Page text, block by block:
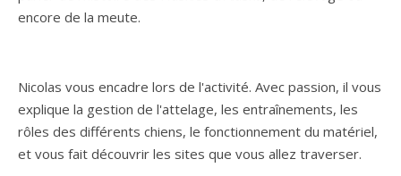
encore de la meute.
Nicolas vous encadre lors de l'activité. Avec passion, il vous
explique la gestion de l'attelage, les entraînements, les
rôles des différents chiens, le fonctionnement du matériel,
et vous fait découvrir les sites que vous allez traverser.